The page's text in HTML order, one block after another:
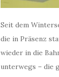
Seit dem
die in Präsenz
wieder in die
unterwegs – die